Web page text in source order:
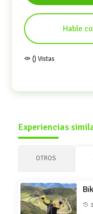
Hable
() Vistas
Experiencias
OTROS